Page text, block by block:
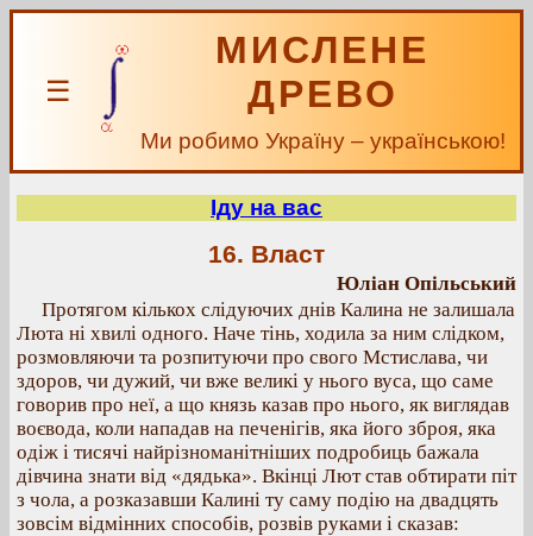
☰
МИСЛЕНЕ
ДРЕВО
Ми робимо Україну – українською!
Іду на вас
16. Власт
Юліан Опільський
Протягом кількох слідуючих днів Калина не залишала
Люта ні хвилі одного. Наче тінь, ходила за ним слідком,
розмовляючи та розпитуючи про свого Мстислава, чи
здоров, чи дужий, чи вже великі у нього вуса, що саме
говорив про неї, а що князь казав про нього, як виглядав
воєвода, коли нападав на печенігів, яка його зброя, яка
одіж і тисячі найрізноманітніших подробиць бажала
дівчина знати від «дядька». Вкінці Лют став обтирати піт
з чола, а розказавши Калині ту саму подію на двадцять
зовсім відмінних способів, розвів руками і сказав: